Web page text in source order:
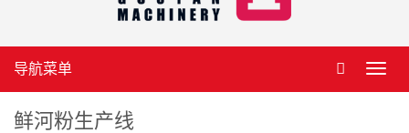
导航菜单
鲜河粉生产线